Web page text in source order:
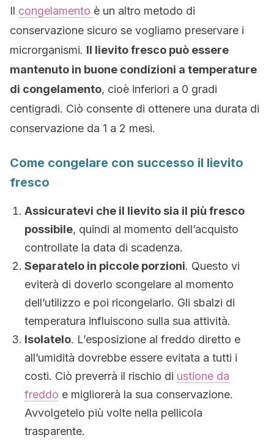
Il congelamento è un altro metodo di
conservazione sicuro se vogliamo preservare i
microrganismi. Il lievito fresco può essere
mantenuto in buone condizioni a temperature
di congelamento, cioè inferiori a 0 gradi
centigradi. Ciò consente di ottenere una durata di
conservazione da 1 a 2 mesi.
Come congelare con successo il lievito
fresco
Assicuratevi che il lievito sia il più fresco
possibile, quindi al momento dell’acquisto
controllate la data di scadenza.
Separatelo in piccole porzioni. Questo vi
eviterà di doverlo scongelare al momento
dell’utilizzo e poi ricongelarlo. Gli sbalzi di
temperatura influiscono sulla sua attività.
Isolatelo. L’esposizione al freddo diretto e
all’umidità dovrebbe essere evitata a tutti i
costi. Ciò preverrà il rischio di ustione da
freddo e migliorerà la sua conservazione.
Avvolgetelo più volte nella pellicola
trasparente.